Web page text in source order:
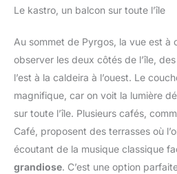
Le kastro, un balcon sur toute l’île
Au sommet de Pyrgos, la vue est à
observer les deux côtés de l’île,
l’est à la caldeira à l’ouest. Le
magnifique, car on voit la lumière
sur toute l’île. Plusieurs cafés,
Café, proposent des terrasses où
écoutant de la musique classique
grandiose. C’est une option